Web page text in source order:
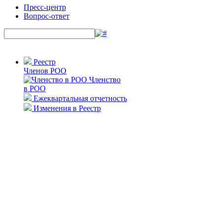
Пресс-центр
Вопрос-ответ
Реестр
Членов РОО
Членство
в РОО
Ежеквартальная отчетность
Изменения в Реестр